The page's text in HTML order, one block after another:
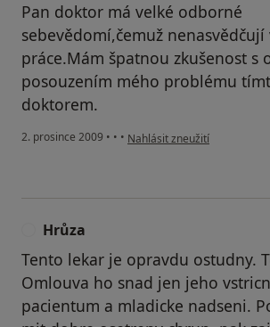
Pan doktor má velké odborné
sebevědomí,čemuž
práce.Mám špatnou zkušenost s
posouzením mého problému
doktorem.
2. prosince 2009 • • • podle názoru uživatele Pacient
Nahlásit zneužití
Hrůza
Tento lekar je opravdu ostudny.
Omlouva ho snad jen jeho
pacientum a mladicke nadseni.